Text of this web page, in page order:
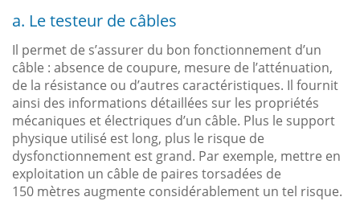
a. Le testeur de câbles
Il permet de s’assurer du bon fonctionnement d’un
câble : absence de coupure, mesure de l’atténuation,
de la résistance ou d’autres caractéristiques. Il fournit
ainsi des informations détaillées sur les propriétés
mécaniques et électriques d’un câble. Plus le support
physique utilisé est long, plus le risque de
dysfonctionnement est grand. Par exemple, mettre en
exploitation un câble de paires torsadées de
150 mètres augmente considérablement un tel risque.